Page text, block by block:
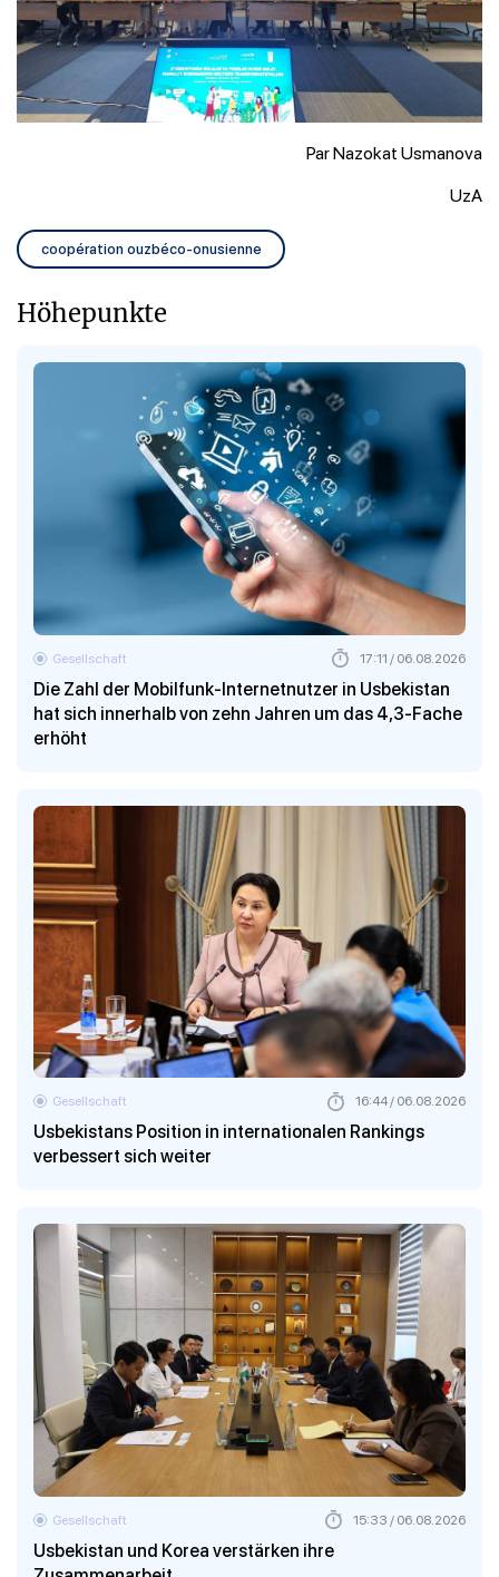
Par Nazokat Usmanova
UzA
coopération ouzbéco-onusienne
Höhepunkte
Die Zahl der Mobilfunk-Internetnutzer in Usbekistan
hat sich innerhalb von zehn Jahren um das 4,3-Fache
erhöht
Gesellschaft 17:11 / 06.08.2026
Usbekistans Position in internationalen Rankings
verbessert sich weiter
Gesellschaft 16:44 / 06.08.2026
Usbekistan und Korea verstärken ihre
Gesellschaft 15:33 / 06.08.2026